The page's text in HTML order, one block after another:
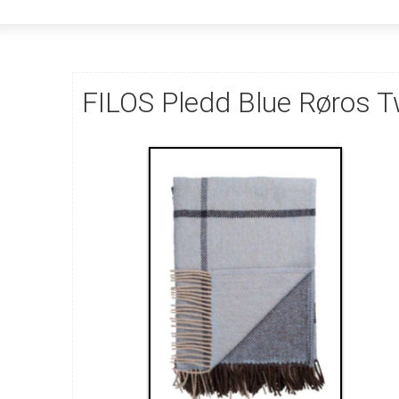
FILOS Pledd Blue Røros